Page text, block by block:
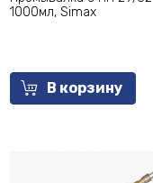
1000мл, Simax
В корзину